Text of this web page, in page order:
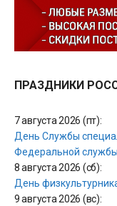
ПРАЗДНИКИ
7 августа 2026 (пт):
День Службы
Федеральной
8 августа 2026 (сб):
День
9 августа 2026 (вс):